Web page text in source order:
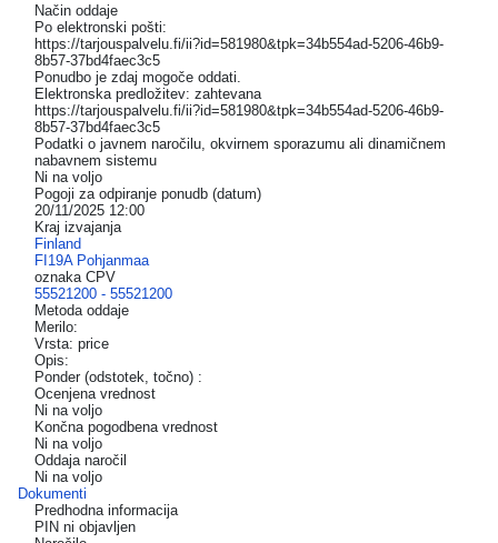
Način oddaje
Po elektronski pošti:
https://tarjouspalvelu.fi/ii?id=581980&tpk=34b554ad-5206-46b9-
8b57-37bd4faec3c5
Ponudbo je zdaj mogoče oddati.
Elektronska predložitev: zahtevana
https://tarjouspalvelu.fi/ii?id=581980&tpk=34b554ad-5206-46b9-
8b57-37bd4faec3c5
Podatki o javnem naročilu, okvirnem sporazumu ali dinamičnem
nabavnem sistemu
Ni na voljo
Pogoji za odpiranje ponudb (datum)
20/11/2025 12:00
Kraj izvajanja
Finland
FI19A Pohjanmaa
oznaka CPV
55521200 - 55521200
Metoda oddaje
Merilo:
Vrsta: price
Opis:
Ponder (odstotek, točno) :
Ocenjena vrednost
Ni na voljo
Končna pogodbena vrednost
Ni na voljo
Oddaja naročil
Ni na voljo
Dokumenti
Predhodna informacija
PIN ni objavljen